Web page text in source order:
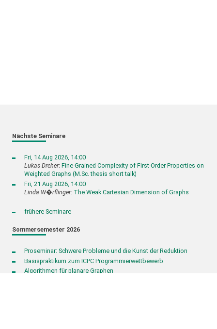
Nächste Seminare
Fri, 14 Aug 2026, 14:00
Lukas Dreher: Fine-Grained Complexity of First-Order Properties on
Weighted Graphs (M.Sc. thesis short talk)
Fri, 21 Aug 2026, 14:00
Linda W�rflinger: The Weak Cartesian Dimension of Graphs
frühere Seminare
Sommersemester 2026
Proseminar: Schwere Probleme und die Kunst der Reduktion
Basispraktikum zum ICPC Programmierwettbewerb
Algorithmen für planare Graphen